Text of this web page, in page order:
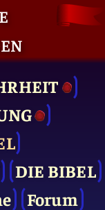
DIE BIBEL
Forum